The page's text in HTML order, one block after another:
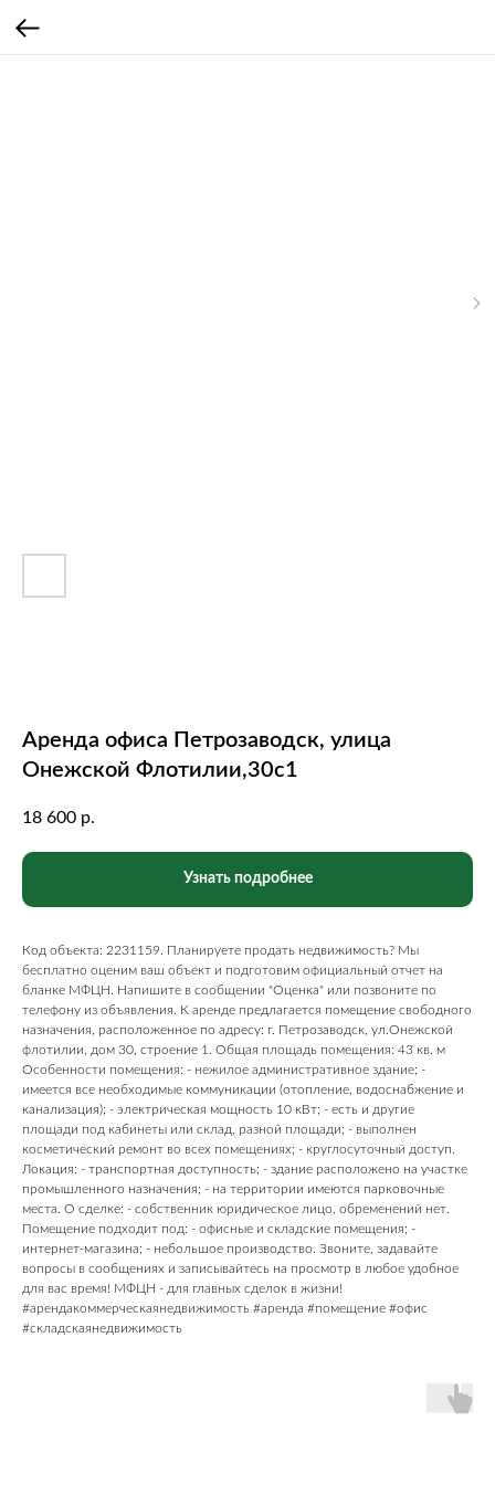
Аренда офиса Петрозаводск, улица
Онежской Флотилии,30с1
18 600 р.
Узнать подробнее
Код объекта: 2231159. Планируете продать недвижимость? Мы
бесплатно оценим ваш объект и подготовим официальный отчет на
бланке МФЦН. Напишите в сообщении "Оценка" или позвоните по
телефону из объявления. К аренде предлагается помещение свободного
назначения, расположенное по адресу: г. Петрозаводск, ул.Онежской
флотилии, дом 30, строение 1. Общая площадь помещения: 43 кв. м
Особенности помещения: - нежилое административное здание; -
имеется все необходимые коммуникации (отопление, водоснабжение и
канализация); - электрическая мощность 10 кВт; - есть и другие
площади под кабинеты или склад, разной площади; - выполнен
косметический ремонт во всех помещениях; - круглосуточный доступ.
Локация: - транспортная доступность; - здание расположено на участке
промышленного назначения; - на территории имеются парковочные
места. О сделке: - собственник юридическое лицо, обременений нет.
Помещение подходит под: - офисные и складские помещения; -
интернет-магазина; - небольшое производство. Звоните, задавайте
вопросы в сообщениях и записывайтесь на просмотр в любое удобное
для вас время! МФЦН - для главных сделок в жизни!
#арендакоммерческаянедвижимость #аренда #помещение #офис
#складскаянедвижимость